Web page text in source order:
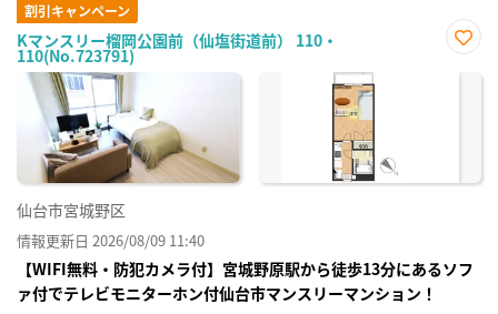
割引キャンペーン
Kマンスリー榴岡公園前（仙塩街道前） 110・
110(No.723791)
に入
仙台市宮城野区
情報更新日 2026/08/09 11:40
【WIFI無料・防犯カメラ付】宮城野原駅から徒歩13分にあるソフ
ァ付でテレビモニターホン付仙台市マンスリーマンション！